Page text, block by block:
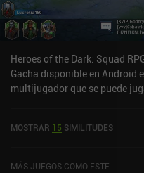
Heroes of the Dark: Squad
Gacha disponible en Android
multijugador que se puede
sobre 5,0 en la App Store de
MOSTRAR 15 SIMILITUDES
MÁS JUEGOS COMO ESTE